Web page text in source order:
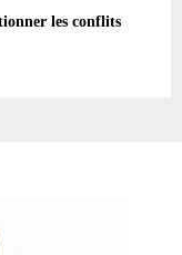
les conflits